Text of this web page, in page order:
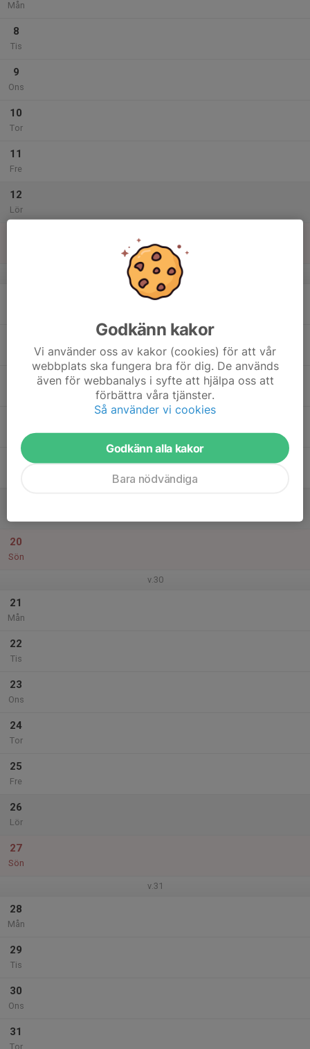
Mån
8
Tis
9
Ons
10
Tor
11
Fre
12
Lör
v.29
20
Sön
v.30
21
Mån
22
Tis
23
Ons
24
Tor
25
Fre
26
Lör
27
Sön
v.31
28
Mån
29
Tis
30
Ons
31
Tor
Godkänn kakor
Vi använder oss av kakor (cookies) för att vår
webbplats ska fungera bra för dig. De används
även för webbanalys i syfte att hjälpa oss att
förbättra våra tjänster.
Så använder vi cookies
Godkänn alla kakor
Bara nödvändiga